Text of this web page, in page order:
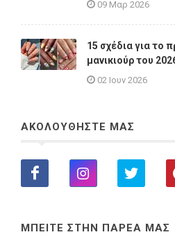
09 Μαρ 2026
15 σχέδια για το
μανικιούρ του
02 Ιουν 2026
ΑΚΟΛΟΥΘΗΣΤΕ ΜΑΣ
ΜΠΕΙΤΕ ΣΤΗΝ ΠΑΡΕΑ ΜΑΣ